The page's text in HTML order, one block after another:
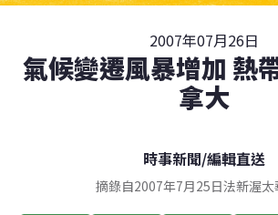
2007年07月26日
氣候變遷風暴增加 熱
拿大
時事新聞/編輯直送
摘錄自2007年7月25日法新渥太